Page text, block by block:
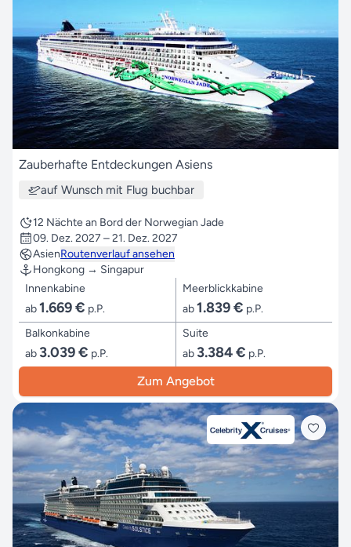
Zauberhafte Entdeckungen Asiens
auf Wunsch mit Flug buchbar
12 Nächte an Bord der Norwegian Jade
09. Dez. 2027 – 21. Dez. 2027
AsienRoutenverlauf ansehen
Hongkong → Singapur
Innenkabine
ab1.669 € p.P.
Meerblickkabine
ab1.839 € p.P.
Balkonkabine
ab 3.039 € p.P.
Suite
ab 3.384 € p.P.
Zum Angebot